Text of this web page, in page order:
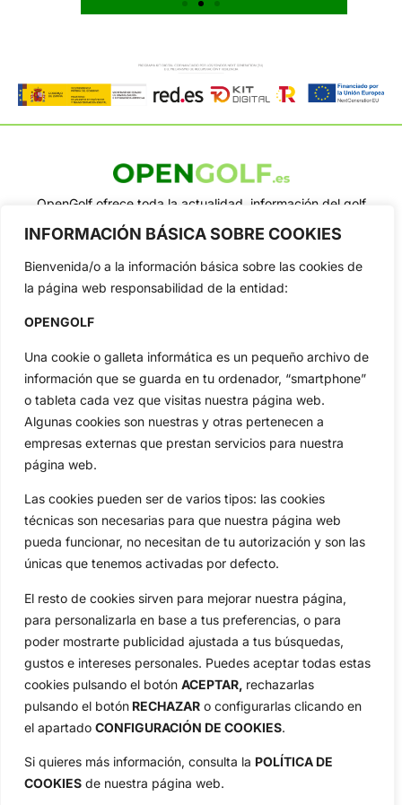
INFORMACIÓN BÁSICA SOBRE COOKIES
Bienvenida/o a la información básica sobre las cookies de
la página web responsabilidad de la entidad:
OPENGOLF
Una cookie o galleta informática es un pequeño archivo de
información que se guarda en tu ordenador, “smartphone”
o tableta cada vez que visitas nuestra página web.
Algunas cookies son nuestras y otras pertenecen a
empresas externas que prestan servicios para nuestra
página web.
Las cookies pueden ser de varios tipos: las cookies
técnicas son necesarias para que nuestra página web
pueda funcionar, no necesitan de tu autorización y son las
únicas que tenemos activadas por defecto.
El resto de cookies sirven para mejorar nuestra página,
para personalizarla en base a tus preferencias, o para
poder mostrarte publicidad ajustada a tus búsquedas,
gustos e intereses personales. Puedes aceptar todas estas
cookies pulsando el botón ACEPTAR, rechazarlas
pulsando el botón RECHAZAR o configurarlas clicando en
el apartado CONFIGURACIÓN DE COOKIES.
Si quieres más información, consulta la POLÍTICA DE
COOKIES de nuestra página web.
OpenGolf ofrece toda la actualidad, información del golf
Jon Rahm, LIV Golf, PGA Tour, Ryder Cup, DP World Tour, LPGA
Categorias
Actualidad
Amateurs
Circuitos
Especiales
Reglas
Vídeos
De Interés
Compañía
Aviso Legal
Política de Cookies
Publicidad
Newsletters
Copyright © 2025 OpenGolf | Diseño porTecnoQuatre